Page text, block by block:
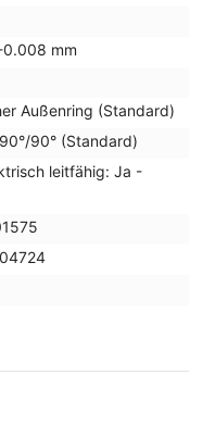
mm
Außenring (Standard)
90°/90° (Standard)
leitfähig: Ja -